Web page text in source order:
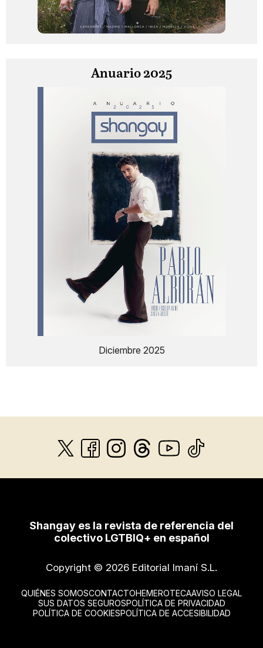
Anuario 2025
Diciembre 2025
Shangay es la revista de referencia del
colectivo LGTBIQ+ en español
Copyright © 2026 Editorial Imaní S.L.
QUIÉNES SOMOSCONTACTOHEMEROTECAAVISO LEGAL
SUS DATOS SEGUROSPOLÍTICA DE PRIVACIDAD
POLÍTICA DE COOKIESPOLÍTICA DE ACCESIBILIDAD